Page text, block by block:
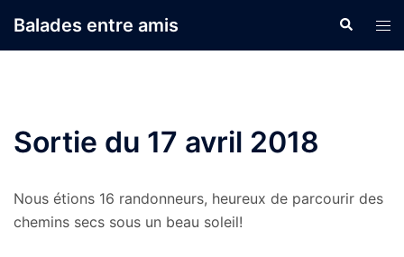
auBalades entre amis
le
Sortie du 17 avril 2018
Nous étions 16 randonneurs, heureux de parcourir des
chemins secs sous un beau soleil!